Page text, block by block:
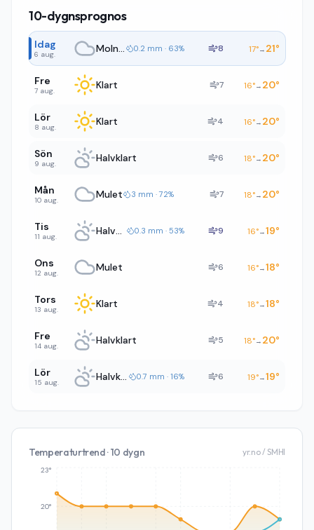
10-dygnsprognos
Idag
6 aug. Molnigt 0.2 mm · 63% 8 17°→ 21°
Fre
7 aug. Klart 7 16°→ 20°
Lör
8 aug. Klart 4 16°→ 20°
Sön
9 aug. Halvklart 6 18°→ 20°
Mån
10 aug. Mulet 3 mm · 72% 7 18°→ 20°
Tis
11 aug. Halvklart 0.3 mm · 53% 9 16°→19°
Ons
12 aug. Mulet 6 16°→18°
Tors
13 aug. Klart 4 18°→18°
Fre
14 aug. Halvklart 5 18°→ 20°
Lör
15 aug. Halvklart 0.7 mm · 16% 6 19°→19°
Temperaturtrend · 10 dygn yr.no / SMHI
20°
23°